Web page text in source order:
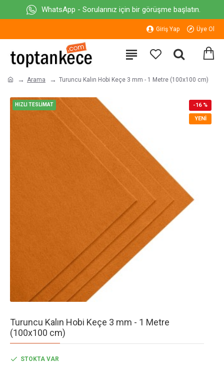
WhatsApp - Sorularınız için bir görüşme başlatın.
Giriş Yap Üye Ol
Arama Turuncu Kalın Hobi Keçe 3 mm - 1 Metre (100x100 cm)
HIZLI TESLİMAT
YENI
-16 %
Turuncu Kalın Hobi Keçe 3 mm - 1 Metre
(100x100 cm)
STOKTA VAR